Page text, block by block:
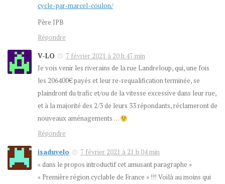
cycle-par-marcel-coulon/
Père JPB
Répondre
V-LO
7 février 2021 à 20 h 47 min
Je vois venir les riverains de la rue Landreloup, qui, une fois
les 206400€ payés et leur re-requalification terminée, se
plaindront du trafic et/ou de la vitesse excessive dans leur rue,
et à la majorité des 2/3 de leurs 33 répondants, réclameront de
nouveaux aménagements …
Répondre
isaduvelo
7 février 2021 à 21 h 04 min
« dans le propos introductif cet amusant paragraphe »
« Première région cyclable de France » !!! Voilà au moins qui